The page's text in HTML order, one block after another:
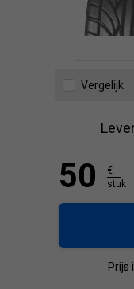
Vergelijk
50
€
stuk
Prijs